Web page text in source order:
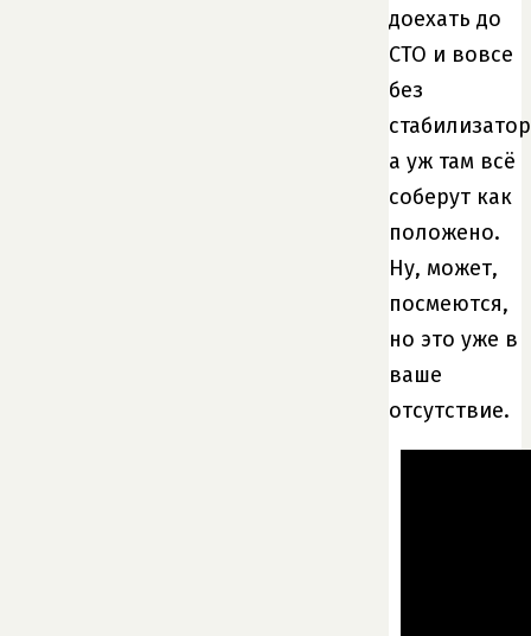
доехать до
СТО и вовсе
без
а уж там всё
соберут как
положено.
Ну, может,
посмеются,
но это уже в
ваше
отсутствие.